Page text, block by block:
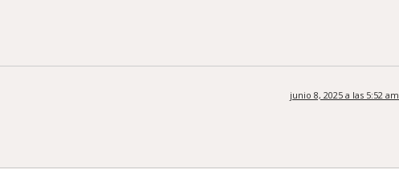
junio 8, 2025 a las 5:52 am